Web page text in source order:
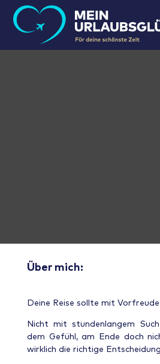
Über mich:
Deine Reise sollte mit
Nicht mit stundenlangem
dem Gefühl, am Ende doch
wirklich die richtige